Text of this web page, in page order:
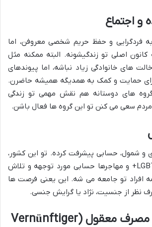
و اجتماع
به فردگرایی و حفظ حریم شخصی معروفن، اما
اصلی تو زندگیشونه. البته ممکنه مثل
های خانوادگی زیاد نباشه، اما پیوندهای
حمایت و کمک به همدیگه همیشه حاضرن.
های دوستانه هم نقش مهمی تو زندگی
سعی می کنن تو این گروه ها فعال باشن.
و شمول، حسابی پیشرفت کرده. تو این کشور،
حقوق زنان، افراد LGBTQ+ و مهاجرها حسابی مورد توجهه و تلاش
افراد تو جامعه می شه. این یعنی فرصت ها
نظر از جنسیت، نژاد یا گرایش جنسی.
صرفه جویی و مصرف معقول (Vernünftiger